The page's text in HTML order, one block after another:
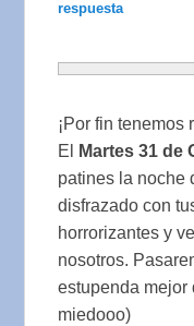
respuesta
¡Por fin tenemos
El
Martes 31 de
patines la noche
disfrazado con
horrorizantes y
nosotros.
estupenda mejor
miedooo)